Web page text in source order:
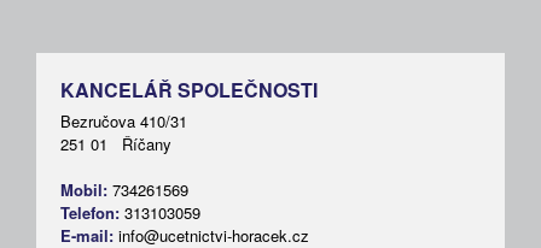
KANCELÁŘ SPOLEČNOSTI
Bezručova 410/31
251 01 Říčany
Mobil: 734261569
Telefon: 313103059
E-mail: info@ucetnictvi-horacek.cz